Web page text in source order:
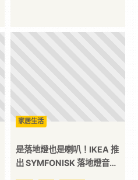
家居生活
是落地燈也是喇叭！IKEA 推
出 SYMFONISK 落地燈音